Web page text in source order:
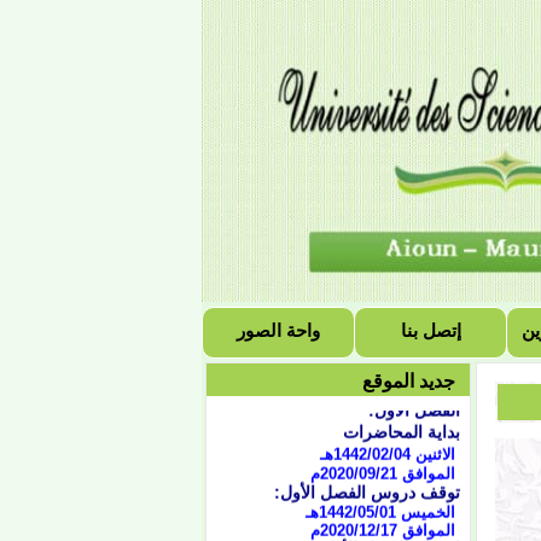
واحة الصور إتصل بنا
جديد الموقع
التقويم الجامعي للسنة
الجامعية 2021/2020
الفصل الأول:
بداية المحاضرات
الاثنين 1442/02/04هـ
الموافق 2020/09/21
م
توقف دروس الفصل الأول:
الخميس 1442/05/01هـ
الموافق 2020/12/17م
امتحان الفصل الأول: